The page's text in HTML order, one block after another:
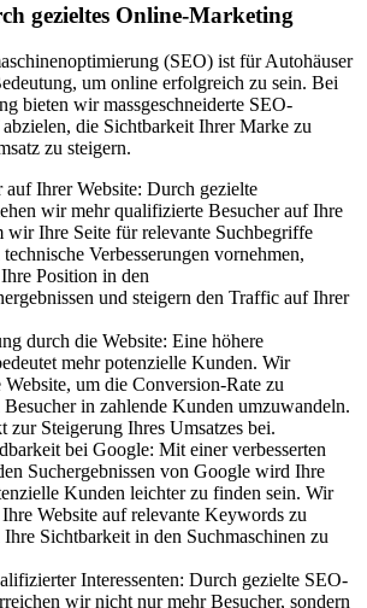
gezieltes Online-Marketing
(SEO) ist für Autohäuser
um online erfolgreich zu sein. Bei
bieten wir massgeschneiderte SEO-
die Sichtbarkeit Ihrer Marke zu
zu steigern.
auf Ihrer Website: Durch gezielte
wir mehr qualifizierte Besucher auf Ihre
wir Ihre Seite für relevante Suchbegriffe
Verbesserungen vornehmen,
Position in den
und steigern den Traffic auf Ihrer
durch die Website: Eine höhere
mehr potenzielle Kunden. Wir
um die Conversion-Rate zu
Besucher in zahlende Kunden umzuwandeln.
zur Steigerung Ihres Umsatzes bei.
bei Google: Mit einer verbesserten
Suchergebnissen von Google wird Ihre
Kunden leichter zu finden sein. Wir
Website auf relevante Keywords zu
Sichtbarkeit in den Suchmaschinen zu
Interessenten: Durch gezielte SEO-
wir nicht nur mehr Besucher, sondern